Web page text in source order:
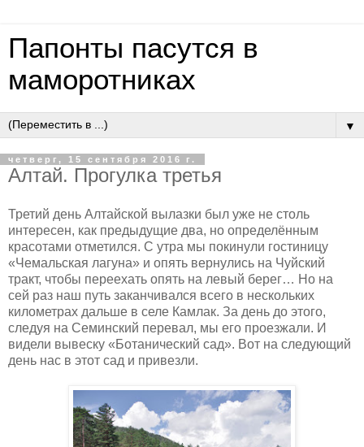
Папонты пасутся в
маморотниках
▼
четверг, 15 сентября 2016 г.
Алтай. Прогулка третья
Третий день Алтайской вылазки был уже не столь
интересен, как предыдущие два, но определённым
красотами отметился. С утра мы покинули гостиницу
«Чемальская лагуна» и опять вернулись на Чуйский
тракт, чтобы переехать опять на левый берег… Но на
сей раз наш путь заканчивался всего в нескольких
километрах дальше в селе Камлак. За день до этого,
следуя на Семинский перевал, мы его проезжали. И
видели вывеску «Ботанический сад». Вот на следующий
день нас в этот сад и привезли.